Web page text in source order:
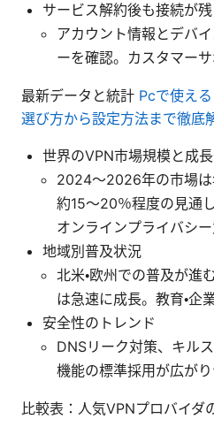
サービス解約後も接続が
アカウント情報とデバ
ーを確認。カスタマーサ
最新データと統計 Pcで使え
選び方から設定方法まで徹底
世界のVPN市場規模と成長
2024〜2026年の市場は
約15〜20％程度の見通
オンラインプライバシ
地域別普及状況
北米・欧州での普及が進
は急速に成長。教育・企
安全性のトレンド
DNSリーク対策、キル
機能の標準採用が広がり
比較表：人気VPNプロバイダ